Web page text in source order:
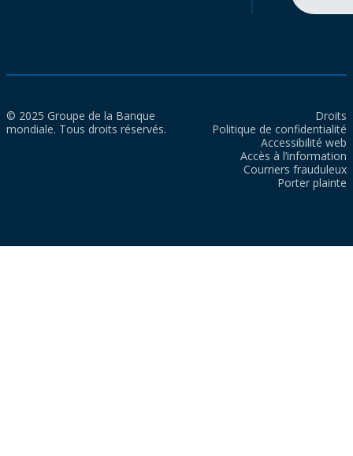
© 2025 Groupe de la Banque
mondiale. Tous droits réservés.
Droits
Politique de confidentialité
Accessibilité web
Accès à l’information
Courriers frauduleux
Porter plainte